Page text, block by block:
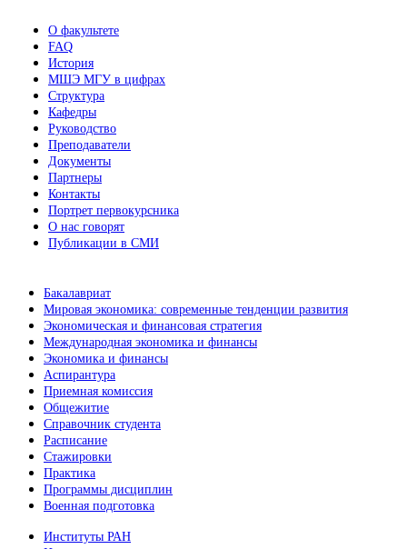
О факультете
FAQ
История
МШЭ МГУ в цифрах
Структура
Кафедры
Руководство
Преподаватели
Документы
Партнеры
Контакты
Портрет первокурсника
О нас говорят
Публикации в СМИ
Бакалавриат
Мировая экономика: современные тенденции развития
Экономическая и финансовая стратегия
Международная экономика и финансы
Экономика и финансы
Аспирантура
Приемная комиссия
Общежитие
Справочник студента
Расписание
Стажировки
Практика
Программы дисциплин
Военная подготовка
Институты РАН